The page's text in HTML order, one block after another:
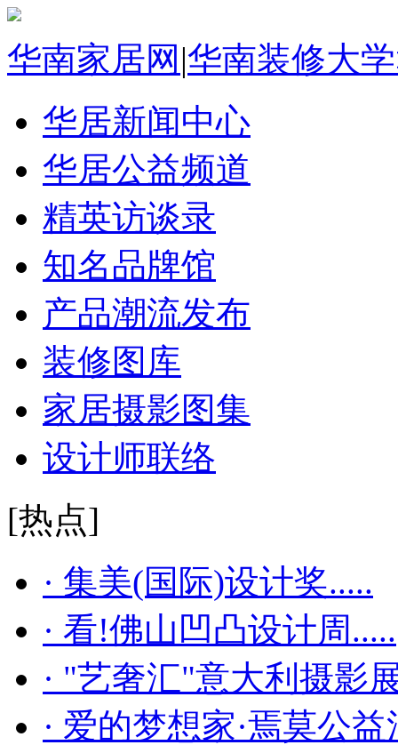
华南家居网 |华南装修大
华居新闻中心
华居公益频道
精英访谈录
知名品牌馆
产品潮流发布
装修图库
家居摄影图集
设计师联络
[热点]
· 集美(国际)设计奖.....
· 看!佛山凹凸设计周.....
· "艺奢汇"​意大利摄影
· 爱的梦想家·焉莫公益